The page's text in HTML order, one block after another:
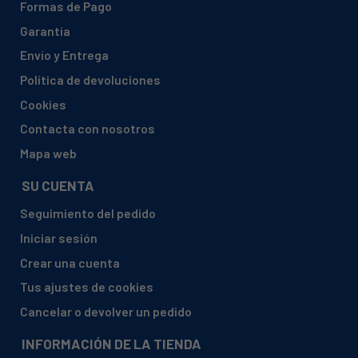
AEG, 91400208701 LAVAMAT TROPHY ELECTRONIC
AEG, 914002093 04 LAV74630
AEG, 914002101 02 LAV71330-W
Formas de Pago
Garantía
Envío y Entrega
Política de devoluciones
Cookies
Contacta con nosotros
Mapa web
SU CUENTA
Seguimiento del pedido
Iniciar sesión
Crear una cuenta
Tus ajustes de cookies
Cancelar o devolver un pedido
INFORMACIÓN DE LA TIENDA